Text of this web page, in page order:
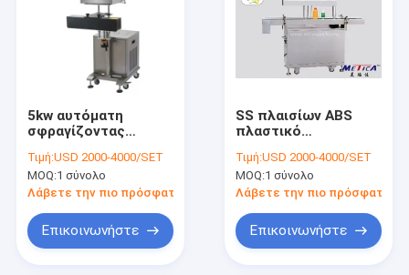
5kw αυτόματη
σφραγίζοντας
αλουμινίου αργιλίου
για τα μπουκάλια
mtas-200
Τιμή:USD 2000-4000/SET
MOQ:1 σύνολο
Λάβετε την πιο πρόσφατη τιμή
Επικοινωνήστε
SS πλαισίων ABS
πλαστικό
σφραγίζοντας Sealer
επαγωγής μηχανών
αυτόματο
Τιμή:USD 2000-4000/SET
MOQ:1 σύνολο
Λάβετε την πιο πρόσφατη
Επικοινωνήστε